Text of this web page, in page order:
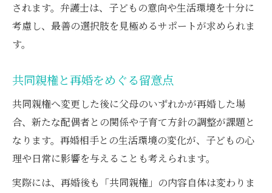
されます。弁護士は、子どもの意向や生活環境を十分に
考慮し、最善の選択肢を見極めるサポートが求められま
す。
共同親権と再婚をめぐる留意点
共同親権へ変更した後に父母のいずれかが再婚した場
合、新たな配偶者との関係や子育て方針の調整が課題と
なります。再婚相手との生活環境の変化が、子どもの心
理や日常に影響を与えることも考えられます。
実際には、再婚後も「共同親権」の内容自体は変わりま